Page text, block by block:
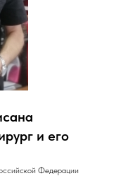
и его
Федерации